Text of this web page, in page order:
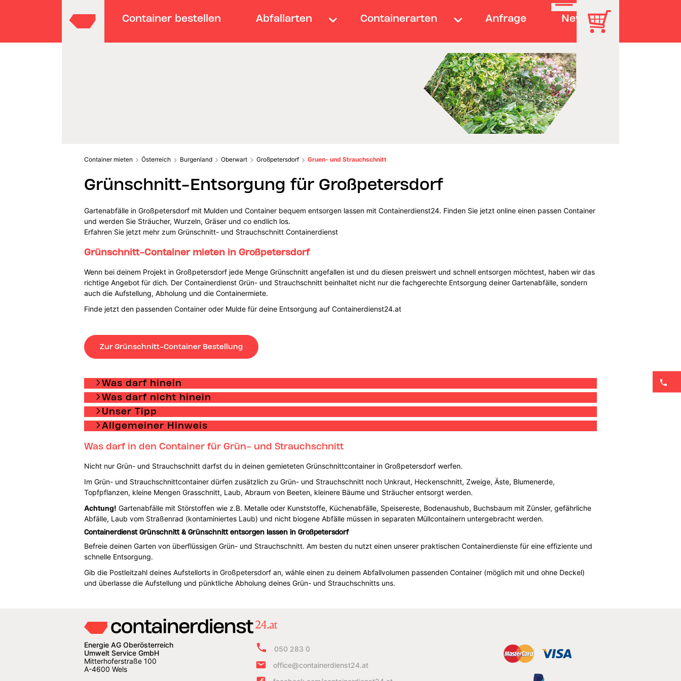
Container bestellen Abfallarten Containerarten Anfrage News
Container mieten Österreich Burgenland Oberwart Großpetersdorf Gruen- und Strauchschnitt
Grünschnitt-Entsorgung für Großpetersdorf
Gartenabfälle in Großpetersdorf mit Mulden und Container bequem entsorgen lassen mit Containerdienst24. Finden Sie jetzt online einen passen Container
und werden Sie Sträucher, Wurzeln, Gräser und co endlich los.
Erfahren Sie jetzt mehr zum Grünschnitt- und Strauchschnitt Containerdienst
Grünschnitt-Container mieten in Großpetersdorf
Wenn bei deinem Projekt in Großpetersdorf jede Menge Grünschnitt angefallen ist und du diesen preiswert und schnell entsorgen möchtest, haben wir das
richtige Angebot für dich. Der Containerdienst Grün- und Strauchschnitt beinhaltet nicht nur die fachgerechte Entsorgung deiner Gartenabfälle, sondern
auch die Aufstellung, Abholung und die Containermiete.
Finde jetzt den passenden Container oder Mulde für deine Entsorgung auf Containerdienst24.at
Zur Grünschnitt-Container Bestellung
Was darf hinein
Was darf nicht hinein
Unser Tipp
Allgemeiner Hinweis
Was darf in den Container für Grün- und Strauchschnitt
Nicht nur Grün- und Strauchschnitt darfst du in deinen gemieteten Grünschnittcontainer in Großpetersdorf werfen.
Im Grün- und Strauchschnittcontainer dürfen zusätzlich zu Grün- und Strauchschnitt noch Unkraut, Heckenschnitt, Zweige, Äste, Blumenerde,
Topfpflanzen, kleine Mengen Grasschnitt, Laub, Abraum von Beeten, kleinere Bäume und Sträucher entsorgt werden.
Achtung! Gartenabfälle mit Störstoffen wie z.B. Metalle oder Kunststoffe, Küchenabfälle, Speisereste, Bodenaushub, Buchsbaum mit Zünsler, gefährliche
Abfälle, Laub vom Straßenrad (kontaminiertes Laub) und nicht biogene Abfälle müssen in separaten Müllcontainern untergebracht werden.
Containerdienst Grünschnitt & Grünschnitt entsorgen lassen in Großpetersdorf
Befreie deinen Garten von überflüssigen Grün- und Strauchschnitt. Am besten du nutzt einen unserer praktischen Containerdienste für eine effiziente und
schnelle Entsorgung.
Gib die Postleitzahl deines Aufstellorts in Großpetersdorf an, wähle einen zu deinem Abfallvolumen passenden Container (möglich mit und ohne Deckel)
und überlasse die Aufstellung und pünktliche Abholung deines Grün- und Strauchschnitts uns.
Energie AG Oberösterreich
Umwelt Service GmbH
Mitterhoferstraße 100
A-4600 Wels
050 283 0
office@containerdienst24.at